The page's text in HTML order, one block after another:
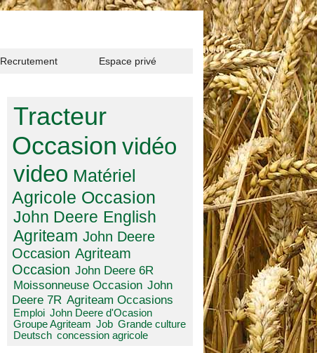
Recrutement Espace privé
Tracteur
Occasion vidéo
video Matériel
Agricole Occasion
John Deere English
Agriteam John Deere
Occasion Agriteam
Occasion John Deere 6R
Moissonneuse Occasion John
Deere 7R Agriteam Occasions
Emploi John Deere d'Ocasion
Groupe Agriteam Job Grande culture
Deutsch concession agricole